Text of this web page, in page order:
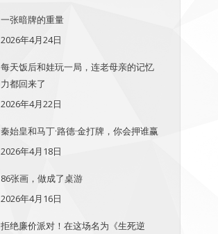
一张暗牌的重量
2026年4月24日
每天饭后和娃玩一局，连老母亲的记忆
力都回来了
2026年4月22日
秦始皇和马丁·路德·金打牌，你会押谁赢
2026年4月18日
86张画，做成了桌游
2026年4月16日
拒绝廉价派对！在这场名为《生死逆